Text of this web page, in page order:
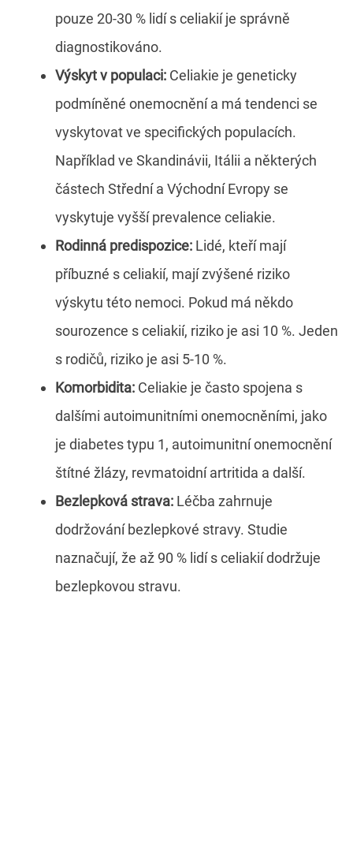
pouze 20-30 % lidí s celiakií je správně
diagnostikováno.
Výskytvpopulaci: Celiakie je geneticky
podmíněné onemocnění a má tendenci se
vyskytovat ve specifických populacích.
Například ve Skandinávii, Itálii a některých
částech Střední a Východní Evropy se
vyskytuje vyšší prevalence celiakie.
Rodinná predispozice: Lidé, kteří mají
příbuzné s celiakií, mají zvýšené riziko
výskytu této nemoci. Pokud má někdo
sourozence s celiakií, riziko je asi 10 %. Jeden
s rodičů, riziko je asi 5-10 %.
Komorbidita: Celiakie je často spojena s
dalšími autoimunitními onemocněními, jako
je diabetes typu 1, autoimunitní onemocnění
štítné žlázy, revmatoidní artritida a další.
Bezlepková strava: Léčba zahrnuje
dodržování bezlepkové stravy. Studie
naznačují, že až 90 % lidí s celiakií dodržuje
bezlepkovou stravu.